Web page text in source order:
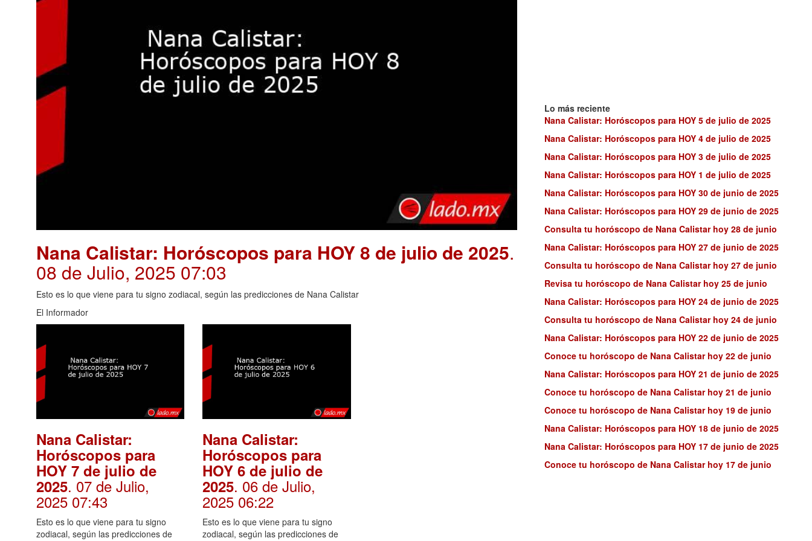
Nana Calistar: Horóscopos para HOY 8 de julio de 2025.
08 de Julio, 2025 07:03
Esto es lo que viene para tu signo zodiacal, según las predicciones de Nana Calistar
El Informador
Nana Calistar:
Horóscopos para
HOY 7 de julio de
2025. 07 de Julio,
2025 07:43
Esto es lo que viene para tu signo
zodiacal, según las predicciones de
Nana Calistar:
Horóscopos para
HOY 6 de julio de
2025. 06 de Julio,
2025 06:22
Esto es lo que viene para tu signo
zodiacal, según las predicciones de
Lo más reciente
Nana Calistar: Horóscopos para HOY 5 de julio de 2025
Nana Calistar: Horóscopos para HOY 4 de julio de 2025
Nana Calistar: Horóscopos para HOY 3 de julio de 2025
Nana Calistar: Horóscopos para HOY 1 de julio de 2025
Nana Calistar: Horóscopos para HOY 30 de junio de 2025
Nana Calistar: Horóscopos para HOY 29 de junio de 2025
Consulta tu horóscopo de Nana Calistar hoy 28 de junio
Nana Calistar: Horóscopos para HOY 27 de junio de 2025
Consulta tu horóscopo de Nana Calistar hoy 27 de junio
Revisa tu horóscopo de Nana Calistar hoy 25 de junio
Nana Calistar: Horóscopos para HOY 24 de junio de 2025
Consulta tu horóscopo de Nana Calistar hoy 24 de junio
Nana Calistar: Horóscopos para HOY 22 de junio de 2025
Conoce tu horóscopo de Nana Calistar hoy 22 de junio
Nana Calistar: Horóscopos para HOY 21 de junio de 2025
Conoce tu horóscopo de Nana Calistar hoy 21 de junio
Conoce tu horóscopo de Nana Calistar hoy 19 de junio
Nana Calistar: Horóscopos para HOY 18 de junio de 2025
Nana Calistar: Horóscopos para HOY 17 de junio de 2025
Conoce tu horóscopo de Nana Calistar hoy 17 de junio